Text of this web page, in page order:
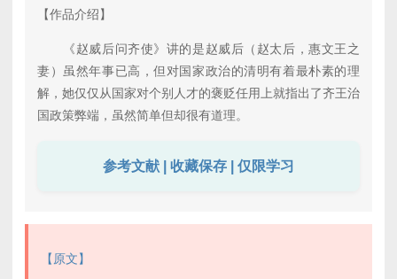
【作品介绍】
《赵威后问齐使》讲的是赵威后（赵太后，惠文王之
妻）虽然年事已高，但对国家政治的清明有着最朴素的理
解，她仅仅从国家对个别人才的褒贬任用上就指出了齐王治
国政策弊端，虽然简单但却很有道理。
参考文献 | 收藏保存 | 仅限学习
【原文】